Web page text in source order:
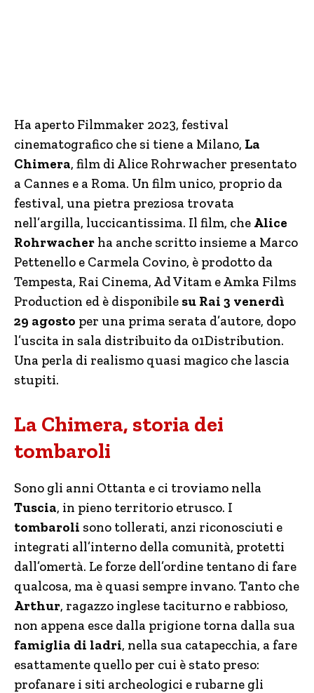
Ha aperto Filmmaker 2023, festival
cinematografico che si tiene a Milano, La
Chimera, film di Alice Rohrwacher presentato
a Cannes e a Roma. Un film unico, proprio da
festival, una pietra preziosa trovata
nell’argilla, luccicantissima. Il film, che Alice
Rohrwacher ha anche scritto insieme a Marco
Pettenello e Carmela Covino, è prodotto da
Tempesta, Rai Cinema, Ad Vitam e Amka Films
Production ed è disponibile su Rai 3 venerdì
29 agosto per una prima serata d’autore, dopo
l’uscita in sala distribuito da 01Distribution.
Una perla di realismo quasi magico che lascia
stupiti.
La Chimera, storia dei
tombaroli
Sono gli anni Ottanta e ci troviamo nella
Tuscia, in pieno territorio etrusco. I
tombaroli sono tollerati, anzi riconosciuti e
integrati all’interno della comunità, protetti
dall’omertà. Le forze dell’ordine tentano di fare
qualcosa, ma è quasi sempre invano. Tanto che
Arthur, ragazzo inglese taciturno e rabbioso,
non appena esce dalla prigione torna dalla sua
famiglia di ladri, nella sua catapecchia, a fare
esattamente quello per cui è stato preso:
profanare i siti archeologici e rubarne gli